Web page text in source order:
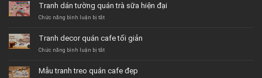
Tranh dán tường quán trà sữa hiện đại
Chức năng bình luận bị tắtở
tường
quán
hiện
Tranh decor quán cafe tối giản
Chức năng bình luận bị tắtở
quán
Mẫu tranh treo quán cafe đẹp